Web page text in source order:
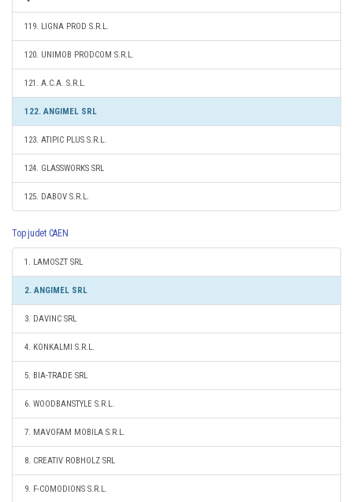
119. LIGNA PROD S.R.L.
120. UNIMOB PRODCOM S.R.L.
121. A.C.A. S.R.L.
122. ANGIMEL SRL
123. ATIPIC PLUS S.R.L.
124. GLASSWORKS SRL
125. DABOV S.R.L.
Top judet CAEN
1. LAMOSZT SRL
2. ANGIMEL SRL
3. DAVINC SRL
4. KONKALMI S.R.L.
5. BIA-TRADE SRL
6. WOODBANSTYLE S.R.L.
7. MAVOFAM MOBILA S.R.L.
8. CREATIV ROBHOLZ SRL
9. F-COMODIONS S.R.L.